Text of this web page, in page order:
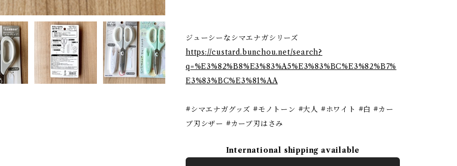
ジューシーなシマエナガシリーズ
https://custard.bunchou.net/search?
q=%E3%82%B8%E3%83%A5%E3%83%BC%E3%82%B7%
E3%83%BC%E3%81%AA
#シマエナガグッズ #モノトーン #大人 #ホワイト #白 #カー
ブ刃シザー #カーブ刃はさみ
International shipping available